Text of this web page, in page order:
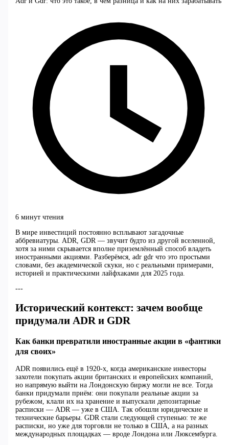
6 минут чтения
В мире инвестиций постоянно всплывают загадочные
аббревиатуры. ADR, GDR — звучит будто из другой вселенной,
хотя за ними скрывается вполне приземлённый способ владеть
иностранными акциями. Разберёмся, adr gdr что это простыми
словами, без академической скуки, но с реальными примерами,
историей и практическими лайфхаками для 2025 года.
---
Исторический контекст: зачем вообще
придумали ADR и GDR
Как банки превратили иностранные акции в «фантики
для своих»
ADR появились ещё в 1920-х, когда американские инвесторы
захотели покупать акции британских и европейских компаний,
но напрямую выйти на Лондонскую биржу могли не все. Тогда
банки придумали приём: они покупали реальные акции за
рубежом, клали их на хранение и выпускали депозитарные
расписки — ADR — уже в США. Так обошли юридические и
технические барьеры. GDR стали следующей ступенью: те же
расписки, но уже для торговли не только в США, а на разных
международных площадках — вроде Лондона или Люксембурга.